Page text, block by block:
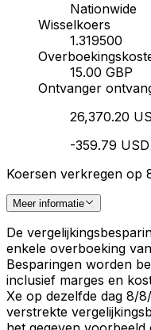
Nationwide
Wisselkoers
1.319500
15.00 GBP
Ontvanger
26,370.20
-359.79 USD
Koersen verkregen op
Meer informatie
De
enkele overboeking
Besparingen worden
inclusief marges en
Xe op dezelfde dag 8/
verstrekte